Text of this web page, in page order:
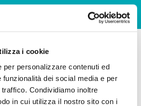
i cookie
per personalizzare contenuti ed
funzionalità dei social media e per
Condividiamo inoltre
in cui utilizza il nostro sito con i